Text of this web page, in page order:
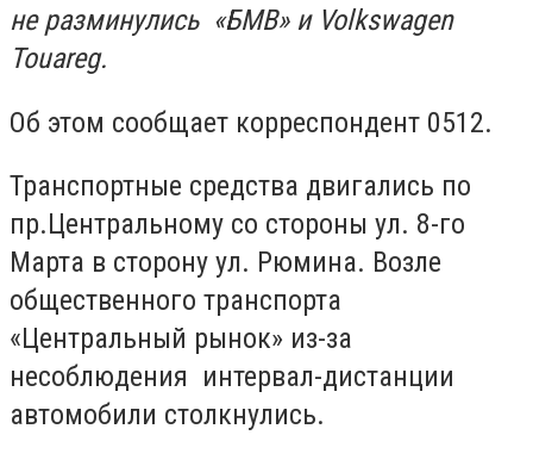
не разминулись «БМВ» и Volkswagen
Touareg.
Об этом сообщает корреспондент 0512.
Транспортные средства двигались по
пр.Центральному со стороны ул. 8-го
Марта в сторону ул. Рюмина. Возле
общественного транспорта
«Центральный рынок» из-за
несоблюдения интервал-дистанции
автомобили столкнулись.